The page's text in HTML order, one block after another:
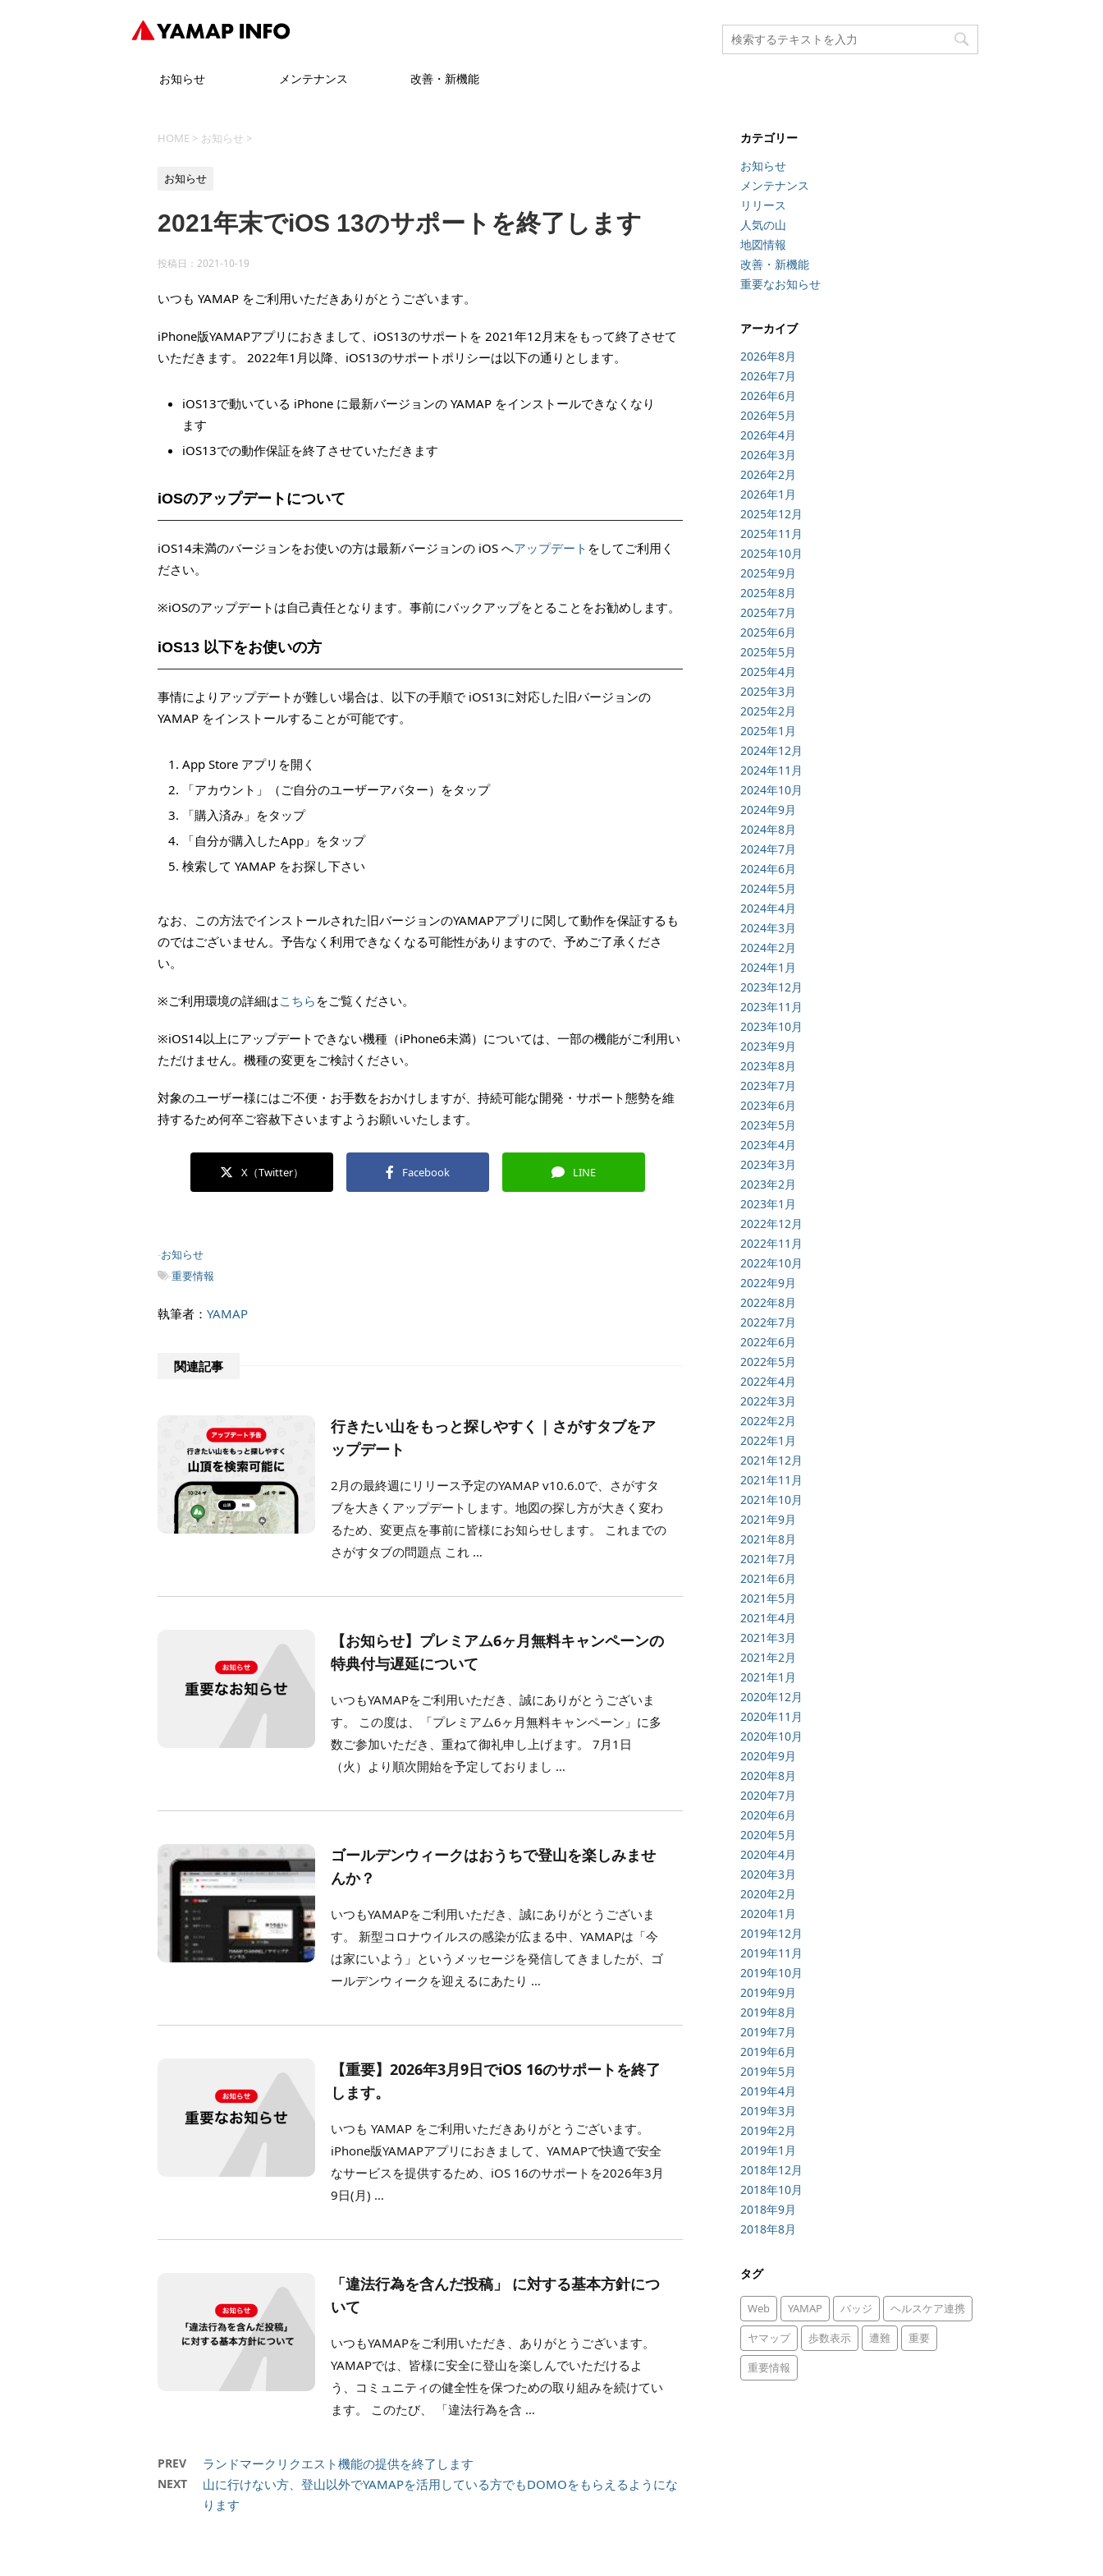
お知らせ メンテナンス 改善・新機能
HOME > お知らせ >
お知らせ
2021年末でiOS 13のサポートを終了します
投稿日： 2021-10-19
いつも YAMAP をご利用いただきありがとうございます。
iPhone版YAMAPアプリにおきまして、iOS13のサポートを 2021年12月末をもって終了させて
いただきます。 2022年1月以降、iOS13のサポートポリシーは以下の通りとします。
iOS13で動いている iPhone に最新バージョンの YAMAP をインストールできなくなり
ます
iOS13での動作保証を終了させていただきます
iOSのアップデートについて
iOS14未満のバージョンをお使いの方は最新バージョンの iOS へアップデート をしてご利用く
ださい。
※iOSのアップデートは自己責任となります。事前にバックアップをとることをお勧めします。
iOS13 以下をお使いの方
事情によりアップデートが難しい場合は、以下の手順で iOS13に対応した旧バージョンの
YAMAP をインストールすることが可能です。
App Store アプリを開く
「アカウント」（ご自分のユーザーアバター）をタップ
「購入済み」をタップ
「自分が購入したApp」をタップ
検索して YAMAP をお探し下さい
なお、この方法でインストールされた旧バージョンのYAMAPアプリに関して動作を保証するも
のではございません。予告なく利用できなくなる可能性がありますので、予めご了承くださ
い。
※ご利用環境の詳細はこちら をご覧ください。
※iOS14以上にアップデートできない機種（iPhone6未満）については、一部の機能がご利用い
ただけません。機種の変更をご検討ください。
対象のユーザー様にはご不便・お手数をおかけしますが、持続可能な開発・サポート態勢を維
持するため何卒ご容赦下さいますようお願いいたします。
X（Twitter） Facebook LINE
-お知らせ
-重要情報
執筆者： YAMAP
関連記事
行きたい山をもっと探しやすく｜さがすタブをア
ップデート
2月の最終週にリリース予定のYAMAP v10.6.0で、さがすタ
ブを大きくアップデートします。地図の探し方が大きく変わ
るため、変更点を事前に皆様にお知らせします。 これまでの
さがすタブの問題点 これ …
【お知らせ】プレミアム6ヶ月無料キャンペーンの
特典付与遅延について
いつもYAMAPをご利用いただき、誠にありがとうございま
す。 この度は、「プレミアム6ヶ月無料キャンペーン」に多
数ご参加いただき、重ねて御礼申し上げます。 7月1日
（火）より順次開始を予定しておりまし …
ゴールデンウィークはおうちで登山を楽しみませ
んか？
いつもYAMAPをご利用いただき、誠にありがとうございま
す。 新型コロナウイルスの感染が広まる中、YAMAPは「今
は家にいよう」というメッセージを発信してきましたが、ゴ
ールデンウィークを迎えるにあたり …
【重要】2026年3月9日でiOS 16のサポートを終了
します。
いつも YAMAP をご利用いただきありがとうございます。
iPhone版YAMAPアプリにおきまして、YAMAPで快適で安全
なサービスを提供するため、iOS 16のサポートを2026年3月
9日(月) …
「違法行為を含んだ投稿」 に対する基本方針につ
いて
いつもYAMAPをご利用いただき、ありがとうございます。
YAMAPでは、皆様に安全に登山を楽しんでいただけるよ
う、コミュニティの健全性を保つための取り組みを続けてい
ます。 このたび、 「違法行為を含 …
PREV ランドマークリクエスト機能の提供を終了します
NEXT
山に行けない方、登山以外でYAMAPを活用している方でもDOMOをもらえるようにな
ります
カテゴリー
お知らせ
メンテナンス
リリース
人気の山
地図情報
改善・新機能
重要なお知らせ
アーカイブ
2026年8月
2026年7月
2026年6月
2026年5月
2026年4月
2026年3月
2026年2月
2026年1月
2025年12月
2025年11月
2025年10月
2025年9月
2025年8月
2025年7月
2025年6月
2025年5月
2025年4月
2025年3月
2025年2月
2025年1月
2024年12月
2024年11月
2024年10月
2024年9月
2024年8月
2024年7月
2024年6月
2024年5月
2024年4月
2024年3月
2024年2月
2024年1月
2023年12月
2023年11月
2023年10月
2023年9月
2023年8月
2023年7月
2023年6月
2023年5月
2023年4月
2023年3月
2023年2月
2023年1月
2022年12月
2022年11月
2022年10月
2022年9月
2022年8月
2022年7月
2022年6月
2022年5月
2022年4月
2022年3月
2022年2月
2022年1月
2021年12月
2021年11月
2021年10月
2021年9月
2021年8月
2021年7月
2021年6月
2021年5月
2021年4月
2021年3月
2021年2月
2021年1月
2020年12月
2020年11月
2020年10月
2020年9月
2020年8月
2020年7月
2020年6月
2020年5月
2020年4月
2020年3月
2020年2月
2020年1月
2019年12月
2019年11月
2019年10月
2019年9月
2019年8月
2019年7月
2019年6月
2019年5月
2019年4月
2019年3月
2019年2月
2019年1月
2018年12月
2018年10月
2018年9月
2018年8月
タグ
Web YAMAP バッジ
ヘルスケア連携
ヤマップ
歩数表示 遭難
重要
重要情報